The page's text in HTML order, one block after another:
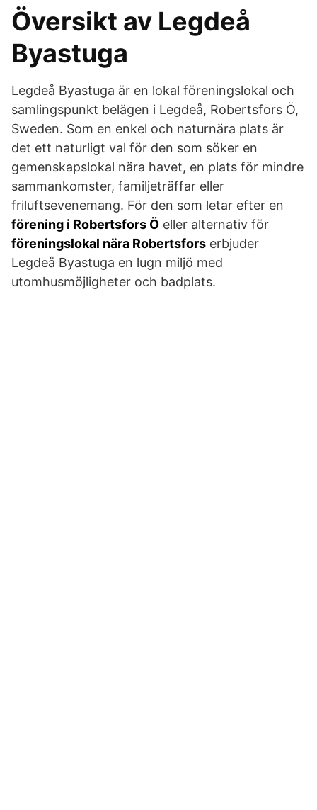
Översikt av Legdeå
Byastuga
Legdeå Byastuga är en lokal föreningslokal och
samlingspunkt belägen i Legdeå, Robertsfors Ö,
Sweden. Som en enkel och naturnära plats är
det ett naturligt val för den som söker en
gemenskapslokal nära havet, en plats för mindre
sammankomster, familjeträffar eller
friluftsevenemang. För den som letar efter en
förening i Robertsfors Ö eller alternativ för
föreningslokal nära Robertsfors erbjuder
Legdeå Byastuga en lugn miljö med
utomhusmöjligheter och badplats.